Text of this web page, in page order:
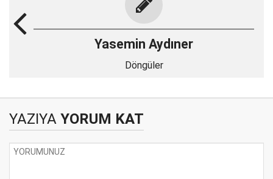
Yasemin Aydıner
Döngüler
YAZIYA YORUM KAT